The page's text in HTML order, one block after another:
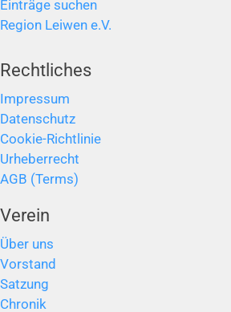
Einträge suchen
Region Leiwen e.V.
Rechtliches
Impressum
Datenschutz
Cookie-Richtlinie
Urheberrecht
AGB (Terms)
Verein
Über uns
Vorstand
Satzung
Chronik